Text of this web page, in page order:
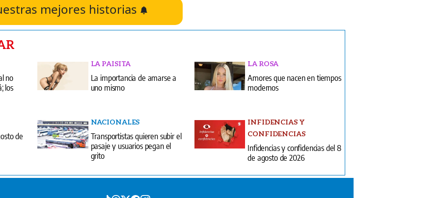
mejores historias
no
los
LA PAISITA
La importancia de amarse a
uno mismo
LA ROSA
Amores que nacen en tiempos
modernos
de
NACIONALES
Transportistas quieren subir el
pasaje y usuarios pegan el
grito
INFIDENCIAS Y
CONFIDENCIAS
Infidencias y confidencias del 8
de agosto de 2026